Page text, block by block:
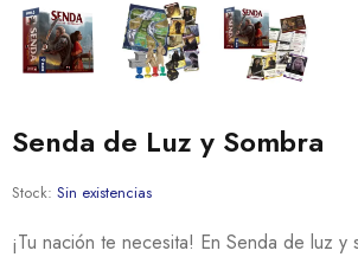
Senda de Luz y Sombra
Stock: Sin existencias
¡Tu nación te necesita! En Senda de luz y